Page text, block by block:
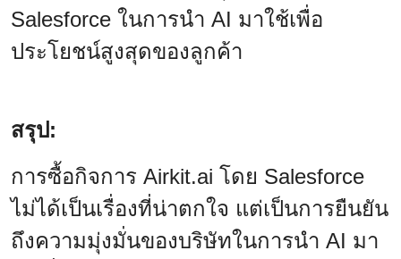
Salesforce ในการนำ AI มาใช้เพื่อ
ประโยชน์สูงสุดของลูกค้า
สรุป:
การซื้อกิจการ Airkit.ai โดย Salesforce
ไม่ได้เป็นเรื่องที่น่าตกใจ แต่เป็นการยืนยัน
ถึงความมุ่งมั่นของบริษัทในการนำ AI มา